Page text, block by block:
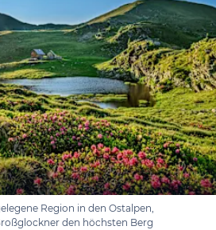
Region in den Ostalpen,
den höchsten Berg